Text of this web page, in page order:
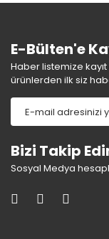
E-Bülten'e
Haber listemize
ürünlerden ilk siz
Bizi Takip
Sosyal Medya